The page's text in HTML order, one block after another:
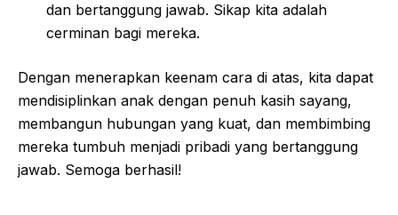
dan bertanggung jawab. Sikap kita adalah
cerminan bagi mereka.
Dengan menerapkan keenam cara di atas, kita dapat
mendisiplinkan anak dengan penuh kasih sayang,
membangun hubungan yang kuat, dan membimbing
mereka tumbuh menjadi pribadi yang bertanggung
jawab. Semoga berhasil!